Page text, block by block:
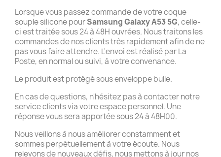
Lorsque vous passez commande de votre coque
souple silicone pourSamsung Galaxy A53 5G, celle-
ci est traitée sous 24 à 48H ouvrées. Nous traitons les
commandes de nos clients très rapidement afin de ne
pas vous faire attendre. L'envoi est réalisé par La
Poste, en normal ou suivi, à votre convenance.
Le produit est protégé sous enveloppe bulle.
En cas de questions, n'hésitez pas à contacter notre
service clients via votre espace personnel. Une
réponse vous sera apportée sous 24 à 48H00.
Nous veillons à nous améliorer constamment et
sommes perpétuellement à votre écoute. Nous
relevons de nouveaux défis, nous mettons à jour nos